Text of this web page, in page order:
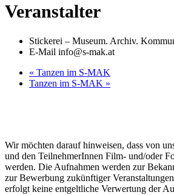
Veranstalter
Stickerei – Museum. Archiv.
E-Mail info@s-mak.at
« Tanzen im S‑MAK
Tanzen im S‑MAK »
Wir möchten darauf hinweisen, dass von
und den TeilnehmerInnen Film- und/oder
werden. Die Aufnahmen werden zur
zur Bewerbung zukünftiger
erfolgt keine entgeltliche Verwertung der